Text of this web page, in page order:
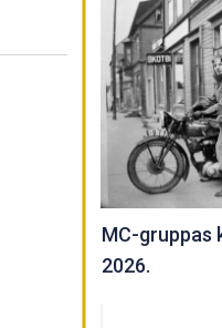
MC-gruppas
2026.